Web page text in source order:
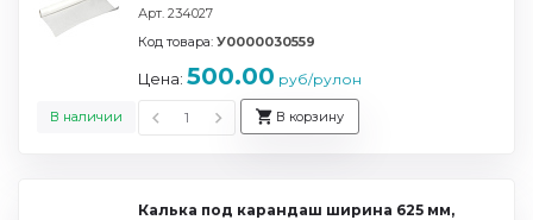
Арт. 234027
В наличии
Код товара: У0000030559
Цена: 500.00 руб/рулон
В корзину
Калька под карандаш ширина 625 мм,